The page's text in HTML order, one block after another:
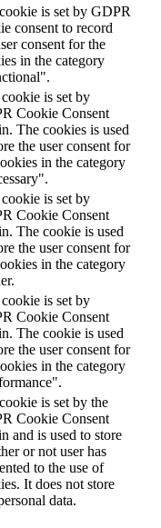
is set by GDPR
consent to record
consent for the
in the category
is set by
Cookie Consent
The cookies is used
the user consent for
in the category
is set by
Cookie Consent
The cookie is used
the user consent for
in the category
is set by
Cookie Consent
The cookie is used
the user consent for
in the category
is set by the
Cookie Consent
and is used to store
or not user has
to the use of
It does not store
data.